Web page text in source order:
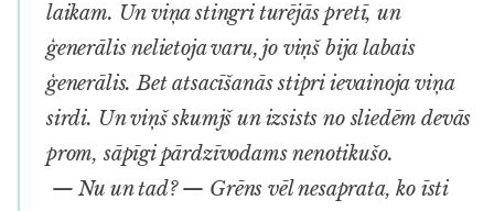
laikam. Un viņa stingri turējās pretī, un
ģenerālis nelietoja varu, jo viņš bija labais
ģenerālis. Bet atsacīšanās stipri ievainoja viņa
sirdi. Un viņš skumjš un izsists no sliedēm devās
prom, sāpīgi pārdzīvodams nenotikušo.
— Nu un tad? — Grēns vēl nesaprata, ko īsti